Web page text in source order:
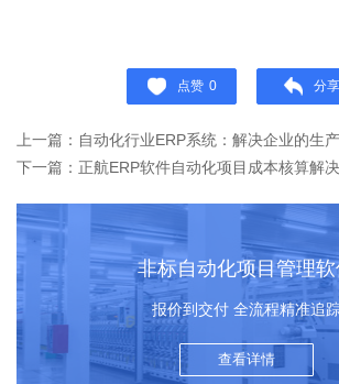
点赞 0 分享
上一篇：自动化行业ERP系统：解决企业的生
下一篇：正航ERP软件自动化项目成本核算解
非标自动化项目管理
报价到交付 全流程精准追
查看详情